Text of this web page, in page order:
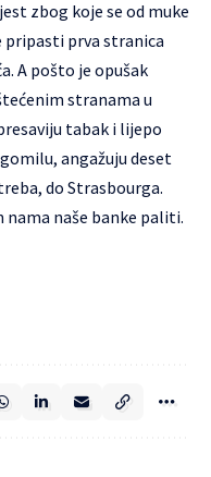
zbog koje se od muke
pripasti prva stranica
A pošto je opušak
stranama u
tabak i lijepo
angažuju deset
do Strasbourga.
nama naše banke paliti.